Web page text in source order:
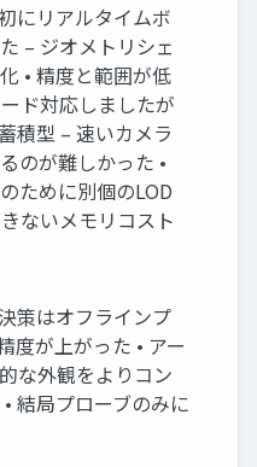
にリアルタイムボ
– ジオメトリシェ
• 精度と範囲が低
ド対応しましたが
積型 – 速いカメラ
のが難しかった •
ために別個のLOD
ないメモリコスト
策はオフラインプ
度が上がった • アー
な外観をよりコン
結局プローブのみに